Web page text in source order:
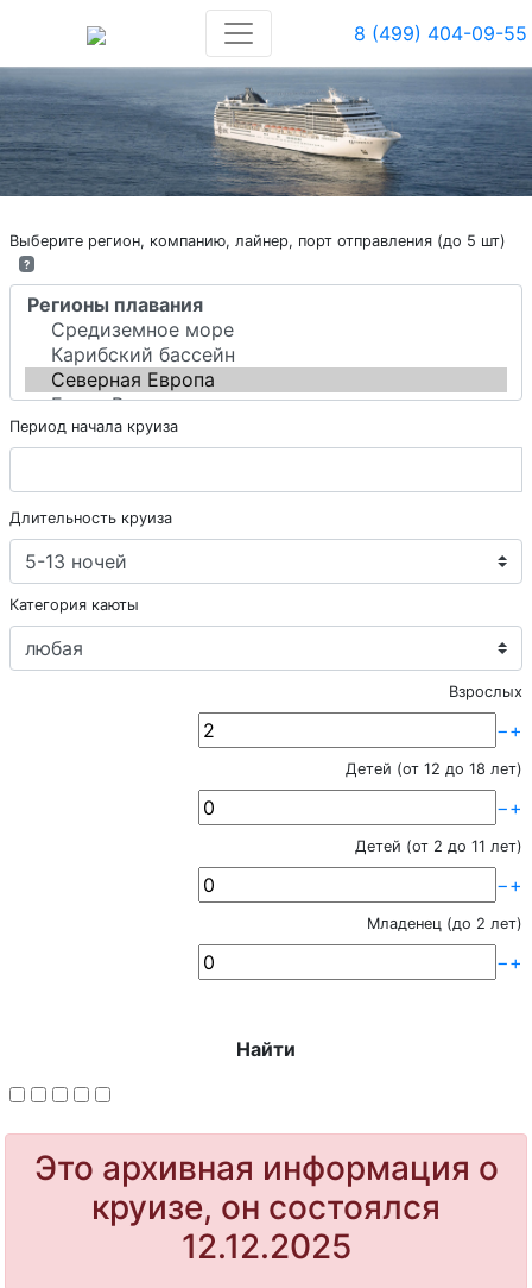
8 (499) 404-09-55
Выберите регион, компанию, лайнер, порт отправления (до 5 шт)
?
Период начала круиза
Длительность круиза
Категория каюты
Взрослых
−+
Детей (от 12 до 18 лет)
−+
Детей (от 2 до 11 лет)
−+
Младенец (до 2 лет)
−+
Найти
Это архивная информация о
круизе, он состоялся
12.12.2025